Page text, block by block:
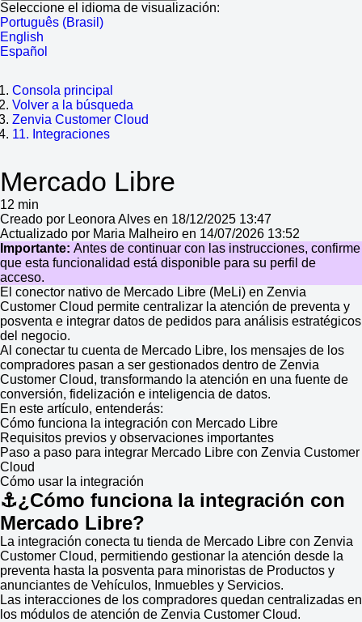
Seleccione el idioma de visualización:
Português (Brasil)
English
Español
Consola principal
Volver a la búsqueda
Zenvia Customer Cloud
11. Integraciones
Mercado Libre
12 min
Creado por Leonora Alves en 18/12/2025 13:47
Actualizado por Maria Malheiro en 14/07/2026 13:52
Importante: Antes de continuar con las instrucciones, confirme
que esta funcionalidad está disponible para su perfil de
acceso.
El conector nativo de Mercado Libre (MeLi) en Zenvia
Customer Cloud permite centralizar la atención de preventa y
posventa e integrar datos de pedidos para análisis estratégicos
del negocio.
Al conectar tu cuenta de Mercado Libre, los mensajes de los
compradores pasan a ser gestionados dentro de Zenvia
Customer Cloud, transformando la atención en una fuente de
conversión, fidelización e inteligencia de datos.
En este artículo, entenderás:
Cómo funciona la integración con Mercado Libre
Requisitos previos y observaciones importantes
Paso a paso para integrar Mercado Libre con Zenvia Customer
Cloud
Cómo usar la integración
⚓¿Cómo funciona la integración con
Mercado Libre?
La integración conecta tu tienda de Mercado Libre con Zenvia
Customer Cloud, permitiendo gestionar la atención desde la
preventa hasta la posventa para minoristas de Productos y
anunciantes de Vehículos, Inmuebles y Servicios.
Las interacciones de los compradores quedan centralizadas en
los módulos de atención de Zenvia Customer Cloud.